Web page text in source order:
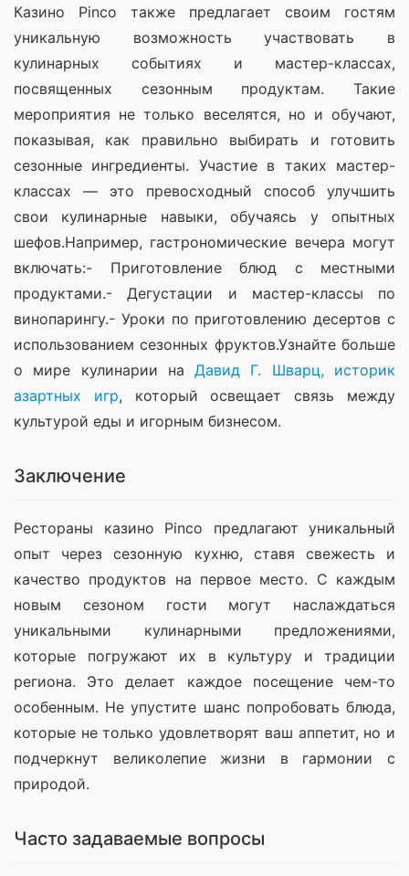
Казино Pinco также предлагает своим гостям
уникальную возможность участвовать в
кулинарных событиях и мастер-классах,
посвященных сезонным продуктам. Такие
мероприятия не только веселятся, но и обучают,
показывая, как правильно выбирать и готовить
сезонные ингредиенты. Участие в таких мастер-
классах — это превосходный способ улучшить
свои кулинарные навыки, обучаясь у опытных
шефов.Например, гастрономические вечера могут
включать:- Приготовление блюд с местными
продуктами.- Дегустации и мастер-классы по
винопарингу.- Уроки по приготовлению десертов с
использованием сезонных фруктов.Узнайте больше
о мире кулинарии на Давид Г. Шварц, историк
азартных игр, который освещает связь между
культурой еды и игорным бизнесом.
Заключение
Рестораны казино Pinco предлагают уникальный
опыт через сезонную кухню, ставя свежесть и
качество продуктов на первое место. С каждым
новым сезоном гости могут наслаждаться
уникальными кулинарными предложениями,
которые погружают их в культуру и традиции
региона. Это делает каждое посещение чем-то
особенным. Не упустите шанс попробовать блюда,
которые не только удовлетворят ваш аппетит, но и
подчеркнут великолепие жизни в гармонии с
природой.
Часто задаваемые вопросы